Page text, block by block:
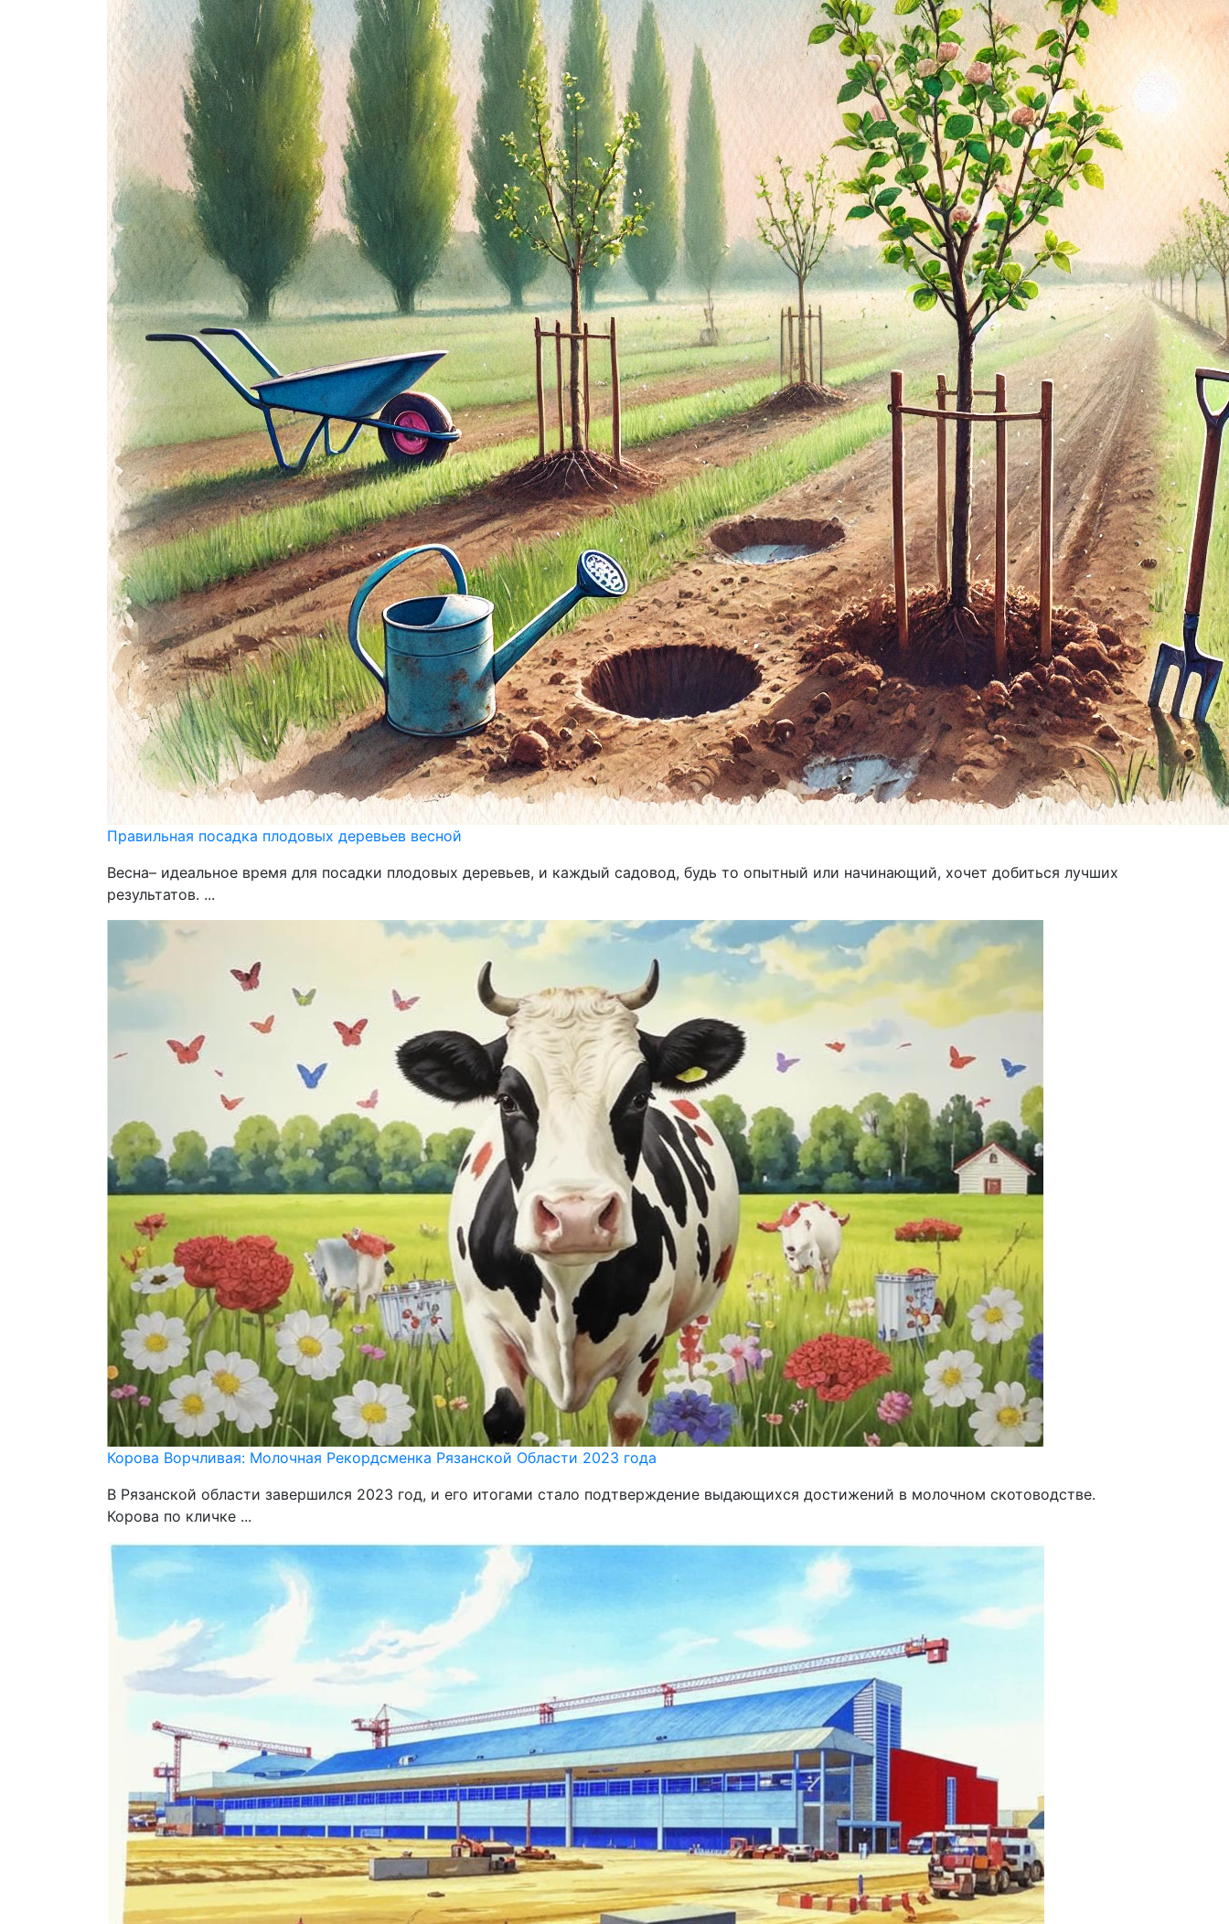
Правильная посадка плодовых деревьев весной
Весна– идеальное время для посадки плодовых деревьев, и каждый садовод, будь то опытный или начинающий, хочет добиться лучших
результатов. ...
Корова Ворчливая: Молочная Рекордсменка Рязанской Области 2023 года
В Рязанской области завершился 2023 год, и его итогами стало подтверждение выдающихся достижений в молочном скотоводстве.
Корова по кличке ...